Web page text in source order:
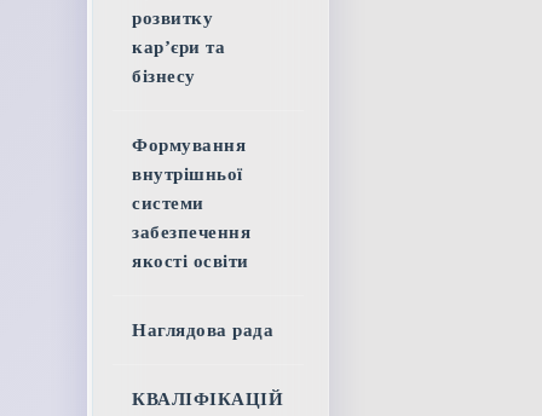
розвитку
кар’єри та
бізнесу
Формування
внутрішньої
системи
забезпечення
якості освіти
Наглядова рада
КВАЛІФІКАЦІЙ